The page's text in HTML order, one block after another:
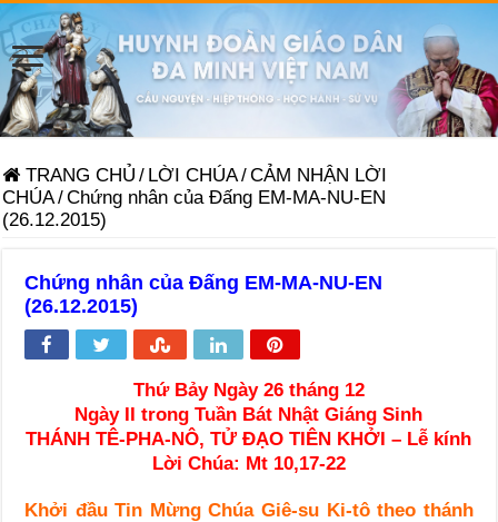
TRANG CHỦ / LỜI CHÚA/CẢM NHẬN LỜI
CHÚA/Chứng nhân của Đấng EM-MA-NU-EN
(26.12.2015)
Chứng nhân của Đấng EM-MA-NU-EN
(26.12.2015)
Thứ Bảy Ngày 26 tháng 12
Ngày II trong Tuần Bát Nhật Giáng Sinh
THÁNH TÊ-PHA-NÔ, TỬ ĐẠO TIÊN KHỞI – Lễ kính
Lời Chúa: Mt 10,17-22
Khởi đầu Tin Mừng Chúa Giê-su Ki-tô theo thánh